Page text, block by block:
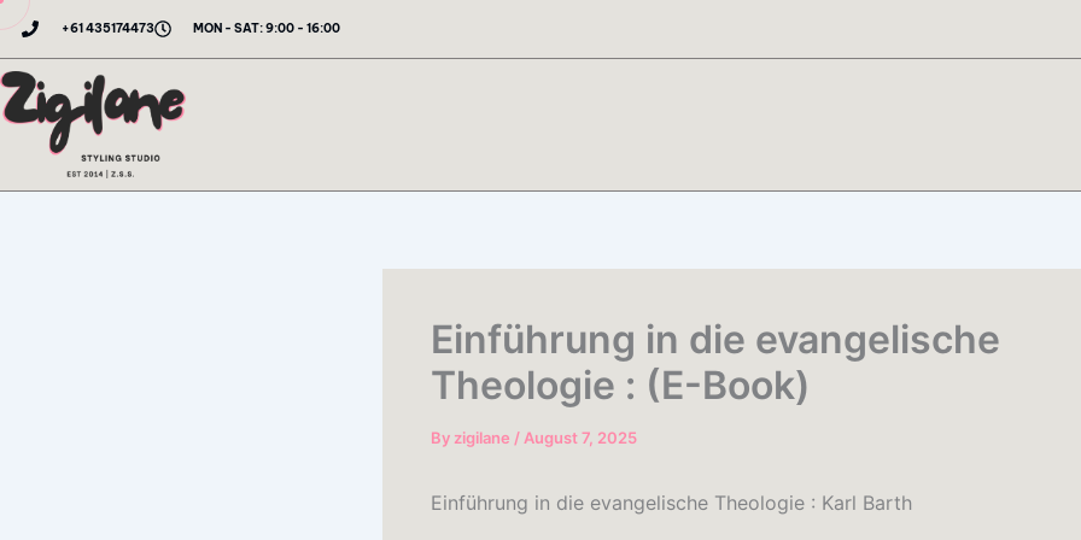
Skip
content
+61 435174473 MON - SAT: 9:00 - 16:00
Einführung in die evangelische
Theologie : (E-Book)
By zigilane / August 7, 2025
Einführung in die evangelische Theologie : Karl Barth